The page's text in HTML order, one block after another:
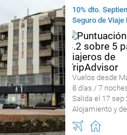
10% dto.
Seguro de Viaje
Vuelos desde
8 días / 7
Salida el 17 sep
Alojamiento y